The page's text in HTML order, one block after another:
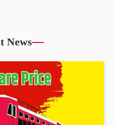
News